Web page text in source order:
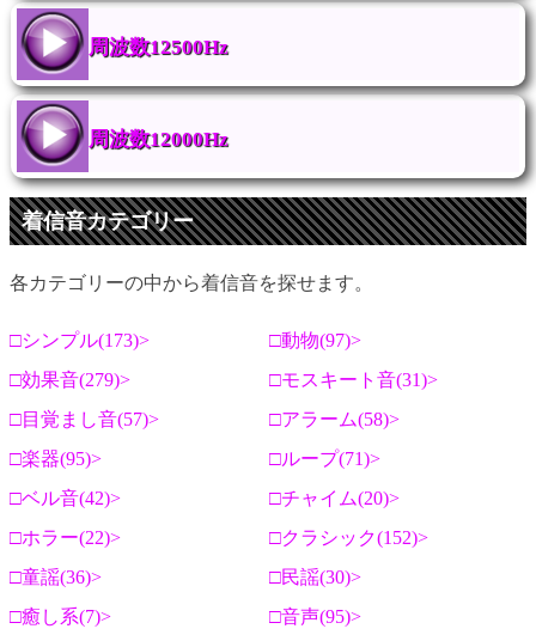
周波数12500Hz
周波数12000Hz
着信音カテゴリー
各カテゴリーの中から着信音を探せます。
シンプル(173)
動物(97)
効果音(279)
モスキート音(31)
目覚まし音(57)
アラーム(58)
楽器(95)
ループ(71)
ベル音(42)
チャイム(20)
ホラー(22)
クラシック(152)
童謡(36)
民謡(30)
癒し系(7)
音声(95)